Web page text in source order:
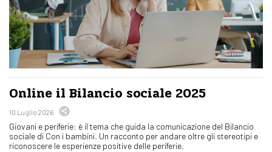
Online il Bilancio sociale 2025
10 Luglio 2026
Giovani e periferie: è il tema che guida la comunicazione del Bilancio
sociale di Con i bambini. Un racconto per andare oltre gli stereotipi e
riconoscere le esperienze positive delle periferie.